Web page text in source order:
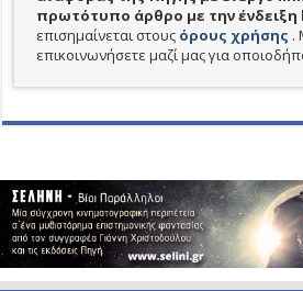
πρωτότυπο άρθρο με την
επισημαίνεται στους όρους χρήσης .
επικοινωνήσετε μαζί μας για